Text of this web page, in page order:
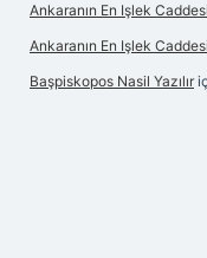
Ankaranın En Işlek
Ankaranın En Işlek
Başpiskopos Nasil Yazılır